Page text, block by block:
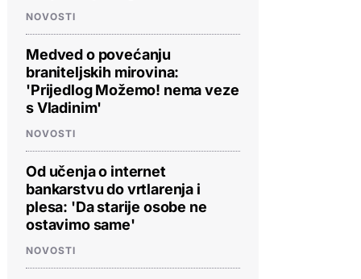
NOVOSTI
Medved o povećanju
braniteljskih mirovina:
'Prijedlog Možemo! nema veze
s Vladinim'
NOVOSTI
Od učenja o internet
bankarstvu do vrtlarenja i
plesa: 'Da starije osobe ne
ostavimo same'
NOVOSTI